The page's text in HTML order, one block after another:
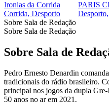
Ironias da Corrida
Corrida, Desporto
PARIS
Sobre Sala de Redação
Sobre Sala de Redação
Sobre Sala de
Pedro Ernesto Denardin
tradicionais do rádio brasileiro.
principal nos jogos da dupla
50 anos no ar em 2021.